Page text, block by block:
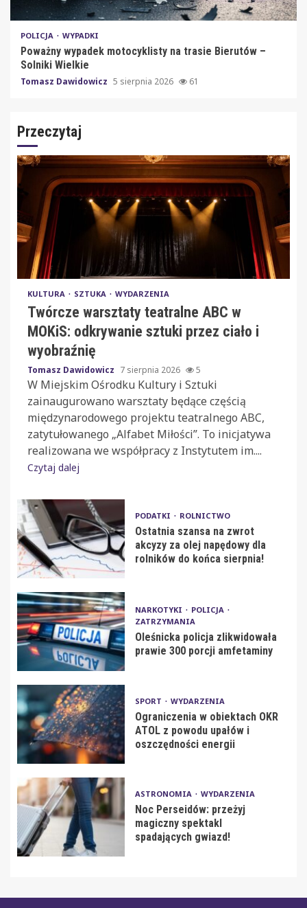
POLICJA WYPADKI
Poważny wypadek motocyklisty na trasie Bierutów –
Solniki Wielkie
Tomasz Dawidowicz 5 sierpnia 2026 61
Przeczytaj
KULTURA SZTUKA WYDARZENIA
Twórcze warsztaty teatralne ABC w
MOKiS: odkrywanie sztuki przez ciało i
wyobraźnię
Tomasz Dawidowicz 7 sierpnia 2026 5
W Miejskim Ośrodku Kultury i Sztuki
zainaugurowano warsztaty będące częścią
międzynarodowego projektu teatralnego ABC,
zatytułowanego „Alfabet Miłości”. To inicjatywa
realizowana we współpracy z Instytutem im....
Czytaj dalej
PODATKI ROLNICTWO
Ostatnia szansa na zwrot
akcyzy za olej napędowy dla
rolników do końca sierpnia!
NARKOTYKI
POLICJA
ZATRZYMANIA
Oleśnicka policja zlikwidowała
prawie 300 porcji amfetaminy
SPORT WYDARZENIA
Ograniczenia w obiektach OKR
ATOL z powodu upałów i
oszczędności energii
ASTRONOMIA WYDARZENIA
Noc Perseidów: przeżyj
magiczny spektakl
spadających gwiazd!